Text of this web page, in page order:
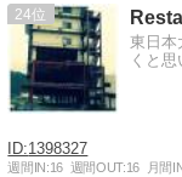
24
東日本
くと思
1398327
週間IN:16 週間OUT:16 月間